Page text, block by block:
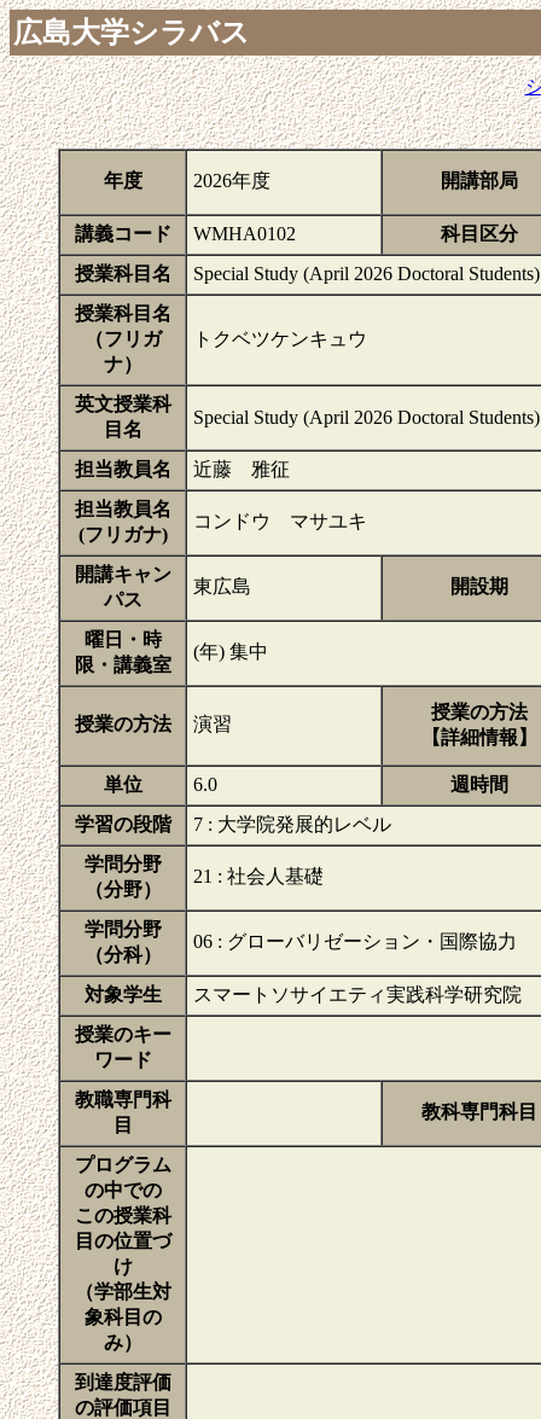
広島大学シラバス
年度 2026年度 開講部局
講義コード WMHA0102
科目区分
授業科目名
Special Study (April 2026 Doctoral Students)
授業科目名
（フリガ
ナ）
トクベツケンキュウ
英文授業科
目名
Special Study (April 2026 Doctoral Students)
担当教員名
近藤 雅征
担当教員名
(フリガナ)
コンドウ マサユキ
開講キャン
パス
東広島 開設期
曜日・時
限・講義室
(年) 集中
授業の方法 演習
授業の方法
【詳細情報】
単位 6.0
週時間
学習の段階
7 : 大学院発展的レベル
学問分野
（分野）
21 : 社会人基礎
学問分野
（分科）
06 : グローバリゼーション・国際協力
対象学生
スマートソサイエティ実践科学研究院
授業のキー
ワード
教職専門科
目
教科専門科目
プログラム
の中での
この授業科
目の位置づ
け
（学部生対
象科目の
み）
到達度評価
の評価項目